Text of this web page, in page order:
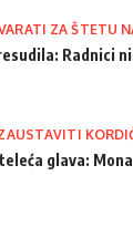
ZA ŠTETU
Radnici
glava: